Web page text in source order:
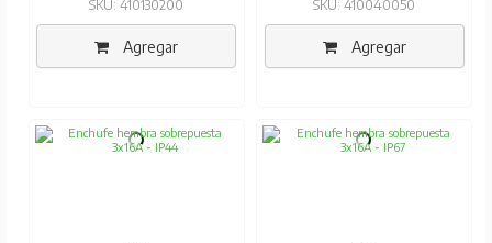
SKU: 410130200
Agregar
SKU: 410040050
Agregar